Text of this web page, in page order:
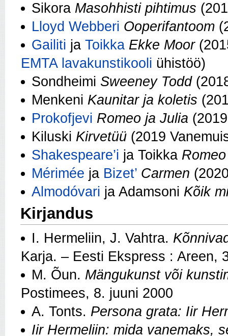
Sikora Masohhisti pihtimus
Lloyd Webberi Ooperifantoom
Gailiti ja Toikka Ekke Moor
EMTA lavakunstikooli ühistöö)
Sondheimi Sweeney Todd
Menkeni Kaunitar ja koletis
Prokofjevi Romeo ja Julia
Kiluski Kirvetüü (2019
Shakespeare’i ja Toikka
Mérimée ja Bizet’ Carmen
Almodóvari ja Adamsoni Kõik
Kirjandus
I. Hermeliin, J. Vahtra.
Karja. – Eesti Ekspress : Areen,
M. Õun. Mängukunst või
Postimees, 8. juuni 2000
A. Tonts. Persona grata: Iir
Iir Hermeliin: mida vanemaks,